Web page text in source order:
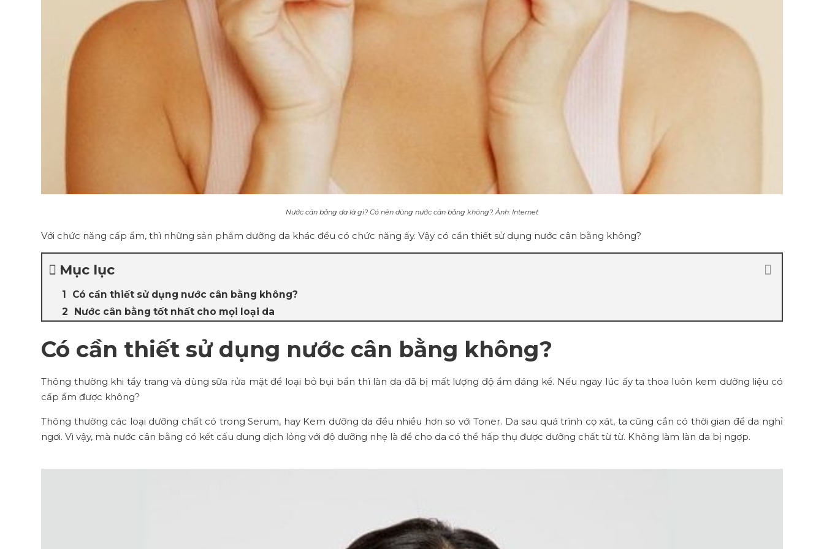
Nước cân bằng da là gì? Có nên dùng nước cân bằng không?. Ảnh: Internet
Với chức năng cấp ẩm, thì những sản phẩm dưỡng da khác đều có chức năng ấy. Vậy có cần thiết sử dụng nước cân bằng không?
Mục lục
Có cần thiết sử dụng nước cân bằng không?
Nước cân bằng tốt nhất cho mọi loại da
Có cần thiết sử dụng nước cân bằng không?
Thông thường khi tẩy trang và dùng sữa rửa mặt để loại bỏ bụi bẩn thì làn da đã bị mất lượng độ ẩm đáng kể. Nếu ngay lúc ấy ta thoa luôn kem dưỡng liệu có
cấp ẩm được không?
Thông thường các loại dưỡng chất có trong Serum, hay Kem dưỡng da đều nhiều hơn so với Toner. Da sau quá trình cọ xát, ta cũng cần có thời gian để da nghỉ
ngơi. Vì vậy, mà nước cân bằng có kết cấu dung dịch lỏng với độ dưỡng nhẹ là để cho da có thể hấp thụ được dưỡng chất từ từ. Không làm làn da bị ngợp.